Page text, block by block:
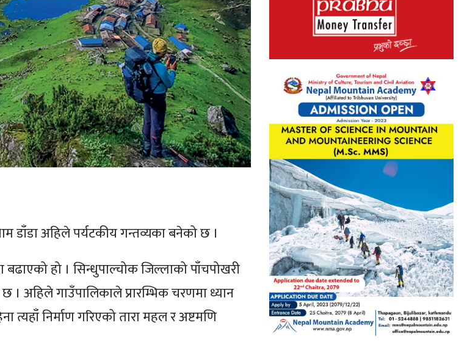
डाँडा अहिले पर्यटकीय गन्तव्यका बनेको छ ।
बढाएको हो । सिन्धुपाल्चोक जिल्लाको पाँचपोखरी
। अहिले गाउँपालिकाले प्रारम्भिक चरणमा ध्यान
त्यहाँ निर्माण गरिएको तारा महल र अष्टमणि